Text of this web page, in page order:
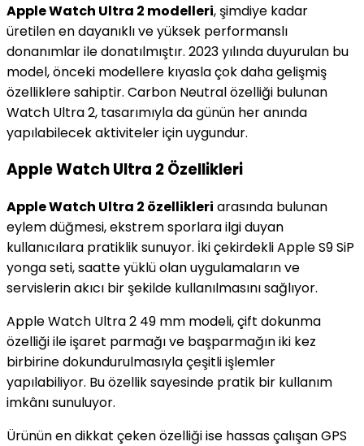
Apple Watch Ultra 2 modelleri, şimdiye kadar
üretilen en dayanıklı ve yüksek performanslı
donanımlar ile donatılmıştır. 2023 yılında duyurulan bu
model, önceki modellere kıyasla çok daha gelişmiş
özelliklere sahiptir. Carbon Neutral özelliği bulunan
Watch Ultra 2, tasarımıyla da günün her anında
yapılabilecek aktiviteler için uygundur.
Apple Watch Ultra 2 Özellikleri
Apple Watch Ultra 2 özellikleri arasında bulunan
eylem düğmesi, ekstrem sporlara ilgi duyan
kullanıcılara pratiklik sunuyor. İki çekirdekli Apple S9 SiP
yonga seti, saatte yüklü olan uygulamaların ve
servislerin akıcı bir şekilde kullanılmasını sağlıyor.
Apple Watch Ultra 2 49 mm modeli, çift dokunma
özelliği ile işaret parmağı ve başparmağın iki kez
birbirine dokundurulmasıyla çeşitli işlemler
yapılabiliyor. Bu özellik sayesinde pratik bir kullanım
imkânı sunuluyor.
Ürünün en dikkat çeken özelliği ise hassas çalışan GPS